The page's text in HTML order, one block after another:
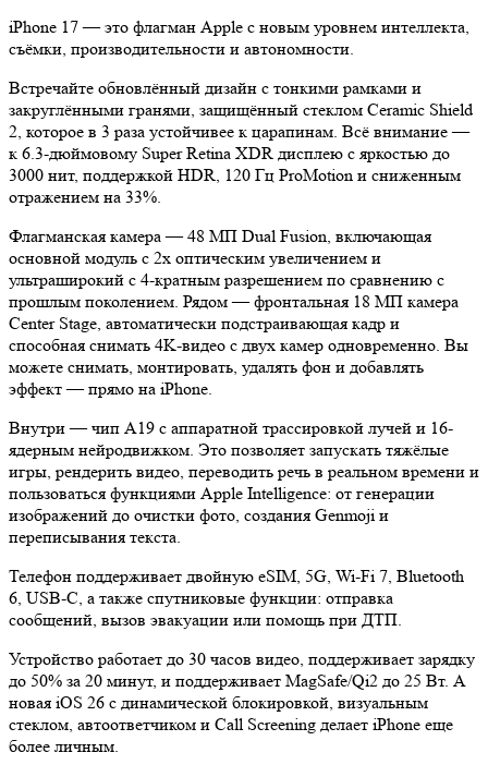
iPhone 17 — это флагман Apple с новым уровнем интеллекта,
съёмки, производительности и автономности.
Встречайте обновлённый дизайн с тонкими рамками и
закруглёнными гранями, защищённый стеклом Ceramic Shield
2, которое в 3 раза устойчивее к царапинам. Всё внимание —
к 6.3-дюймовому Super Retina XDR дисплею с яркостью до
3000 нит, поддержкой HDR, 120 Гц ProMotion и сниженным
отражением на 33%.
Флагманская камера — 48 МП Dual Fusion, включающая
основной модуль с 2x оптическим увеличением и
ультраширокий с 4-кратным разрешением по сравнению с
прошлым поколением. Рядом — фронтальная 18 МП камера
Center Stage, автоматически подстраивающая кадр и
способная снимать 4K-видео с двух камер одновременно. Вы
можете снимать, монтировать, удалять фон и добавлять
эффект — прямо на iPhone.
Внутри — чип A19 с аппаратной трассировкой лучей и 16-
ядерным нейродвижком. Это позволяет запускать тяжёлые
игры, рендерить видео, переводить речь в реальном времени и
пользоваться функциями Apple Intelligence: от генерации
изображений до очистки фото, создания Genmoji и
переписывания текста.
Телефон поддерживает двойную eSIM, 5G, Wi‑Fi 7, Bluetooth
6, USB‑C, а также спутниковые функции: отправка
сообщений, вызов эвакуации или помощь при ДТП.
Устройство работает до 30 часов видео, поддерживает зарядку
до 50% за 20 минут, и поддерживает MagSafe/Qi2 до 25 Вт. А
новая iOS 26 с динамической блокировкой, визуальным
стеклом, автоответчиком и Call Screening делает iPhone еще
более личным.